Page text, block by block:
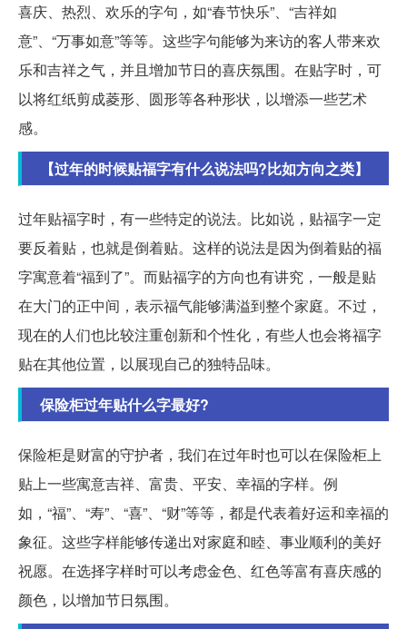
喜庆、热烈、欢乐的字句，如“春节快乐”、“吉祥如
意”、“万事如意”等等。这些字句能够为来访的客人带来欢
乐和吉祥之气，并且增加节日的喜庆氛围。在贴字时，可
以将红纸剪成菱形、圆形等各种形状，以增添一些艺术
感。
【过年的时候贴福字有什么说法吗?比如方向之类】
过年贴福字时，有一些特定的说法。比如说，贴福字一定
要反着贴，也就是倒着贴。这样的说法是因为倒着贴的福
字寓意着“福到了”。而贴福字的方向也有讲究，一般是贴
在大门的正中间，表示福气能够满溢到整个家庭。不过，
现在的人们也比较注重创新和个性化，有些人也会将福字
贴在其他位置，以展现自己的独特品味。
保险柜过年贴什么字最好?
保险柜是财富的守护者，我们在过年时也可以在保险柜上
贴上一些寓意吉祥、富贵、平安、幸福的字样。例
如，“福”、“寿”、“喜”、“财”等等，都是代表着好运和幸福的
象征。这些字样能够传递出对家庭和睦、事业顺利的美好
祝愿。在选择字样时可以考虑金色、红色等富有喜庆感的
颜色，以增加节日氛围。